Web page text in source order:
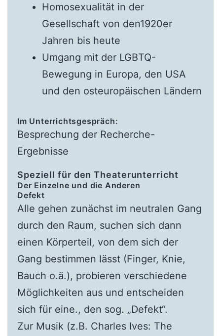
Homosexualität in der
Gesellschaft von den1920er
Jahren bis heute
Umgang mit der LGBTQ-
Bewegung in Europa, den USA
und den osteuropäischen Ländern
Im Unterrichtsgespräch:
Besprechung der Recherche-
Ergebnisse
Speziell für den Theaterunterricht
Der Einzelne und die Anderen
Defekt
Alle gehen zunächst im neutralen Gang
durch den Raum, suchen sich dann
einen Körperteil, von dem sich der
Gang bestimmen lässt (Finger, Knie,
Bauch o.ä.), probieren verschiedene
Möglichkeiten aus und entscheiden
sich für eine., den sog. „Defekt“.
Zur Musik (z.B. Charles Ives: The